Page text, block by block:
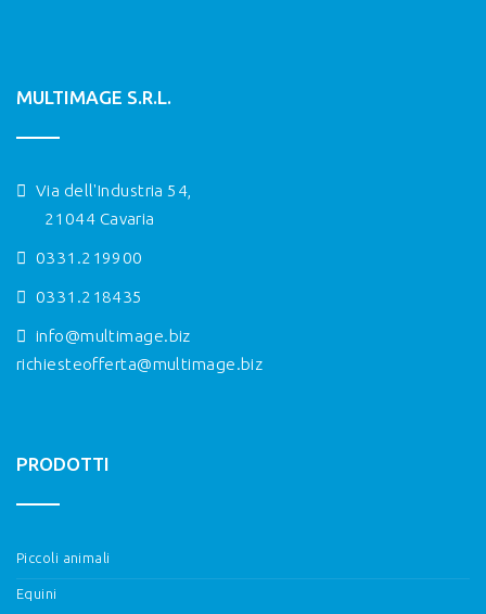
MULTIMAGE S.R.L.
Via dell'Industria 54,
21044 Cavaria
0331.219900
0331.218435
info@multimage.biz
richiesteofferta@multimage.biz
PRODOTTI
Piccoli animali
Equini